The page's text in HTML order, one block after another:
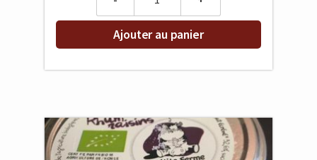
Ajouter au panier